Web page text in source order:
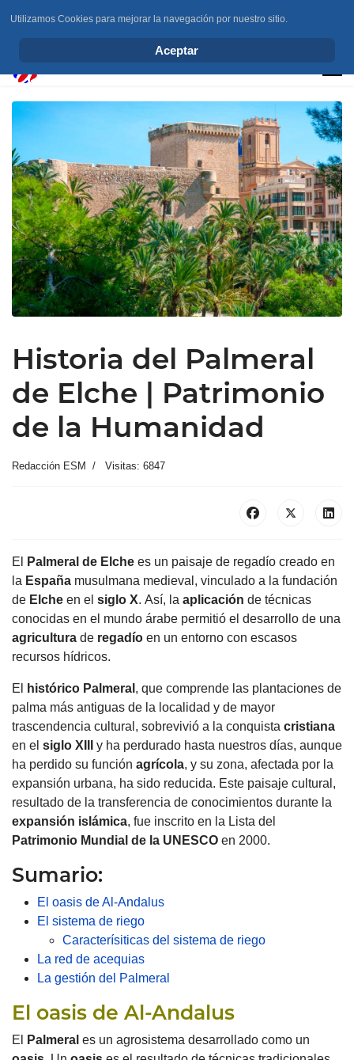
Historia del Palmeral
de Elche | Patrimonio
de la Humanidad
Redacción ESM Visitas: 6847
El Palmeral de Elche es un paisaje de regadío creado en
la España musulmana medieval, vinculado a la fundación
de Elche en el siglo X. Así, la aplicación de técnicas
conocidas en el mundo árabe permitió el desarrollo de una
agricultura de regadío en un entorno con escasos
recursos hídricos.
El histórico Palmeral , que comprende las plantaciones de
palma más antiguas de la localidad y de mayor
trascendencia cultural, sobrevivió a la conquista cristiana
en el siglo XIII
y ha perdurado hasta nuestros días, aunque
ha perdido su función agrícola, y su zona, afectada por la
expansión urbana, ha sido reducida. Este paisaje cultural,
resultado de la transferencia de conocimientos durante la
expansión islámica, fue inscrito en la Lista del
Patrimonio Mundial de la UNESCO en 2000.
Sumario:
El oasis de Al-Andalus
El sistema de riego
Caracterísiticas del sistema de riego
La red de acequias
La gestión del Palmeral
El oasis de Al-Andalus
El Palmeral es un agrosistema desarrollado como un
Utilizamos Cookies para mejorar la navegación por nuestro sitio.
Aceptar